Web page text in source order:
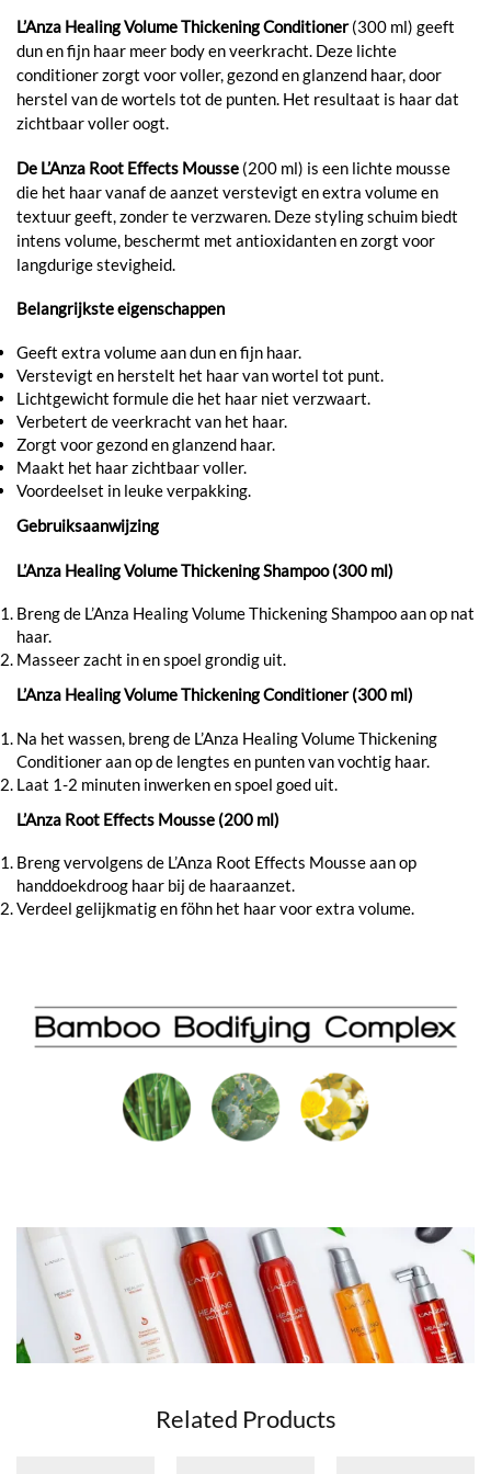
L’Anza Healing Volume Thickening Conditioner(300 ml) geeft
dun en fijn haar meer body en veerkracht. Deze lichte
conditioner zorgt voor voller, gezond en glanzend haar, door
herstel van de wortels tot de punten. Het resultaat is haar dat
zichtbaar voller oogt.
De L’Anza Root Effects Mousse (200 ml) is een lichte mousse
die het haar vanaf de aanzet verstevigt en extra volume en
textuur geeft, zonder te verzwaren. Deze styling schuim biedt
intens volume, beschermt met antioxidanten en zorgt voor
langdurige stevigheid.
Belangrijkste eigenschappen
Geeft extra volume aan dun en fijn haar.
Verstevigt en herstelt het haar van wortel tot punt.
Lichtgewicht formule die het haar niet verzwaart.
Verbetert de veerkracht van het haar.
Zorgt voor gezond en glanzend haar.
Maakt het haar zichtbaar voller.
Voordeelset in leuke verpakking.
Gebruiksaanwijzing
L’Anza Healing Volume Thickening Shampoo (300 ml)
Breng de L’Anza Healing Volume Thickening Shampoo aan op nat
haar.
Masseer zacht in en spoel grondig uit.
L’Anza Healing Volume Thickening Conditioner (300 ml)
Na het wassen, breng de L’Anza Healing Volume Thickening
Conditioner aan op de lengtes en punten van vochtig haar.
Laat 1-2 minuten inwerken en spoel goed uit.
L’Anza Root Effects Mousse (200 ml)
Breng vervolgens de L’Anza Root Effects Mousse aan op
handdoekdroog haar bij de haaraanzet.
Verdeel gelijkmatig en föhn het haar voor extra volume.
Related Products